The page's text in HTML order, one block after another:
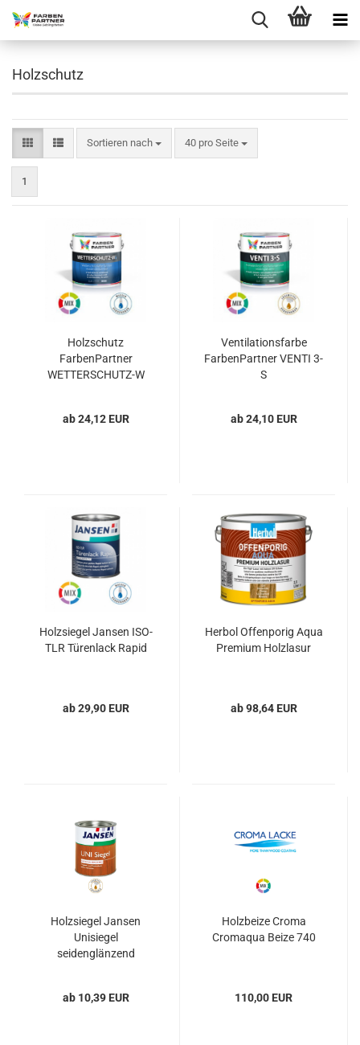
Holzschutz
Sortieren nach
Sortieren nach 40 pro Seite
pro Seite
1
Holzschutz
FarbenPartner
WETTERSCHUTZ-W
ab 24,12 EUR
Ventilationsfarbe
FarbenPartner VENTI 3-
S
ab 24,10 EUR
Holzsiegel Jansen ISO-
TLR Türenlack Rapid
ab 29,90 EUR
Herbol Offenporig Aqua
Premium Holzlasur
ab 98,64 EUR
Holzsiegel Jansen
Unisiegel
seidenglänzend
ab 10,39 EUR
Holzbeize Croma
Cromaqua Beize 740
110,00 EUR